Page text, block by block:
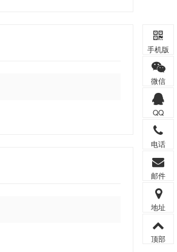
手机版
微信
QQ
电话
邮件
地址
顶部